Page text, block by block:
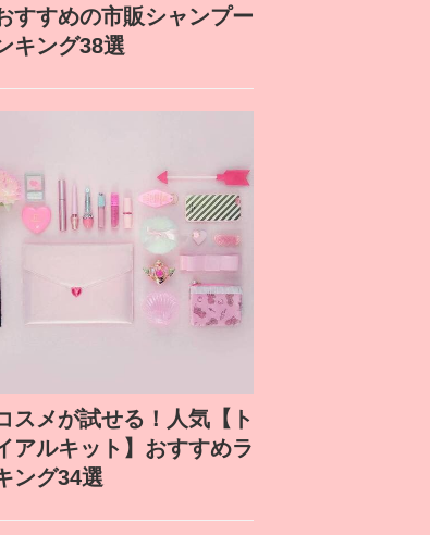
すすめの市販シャンプー
キング38選
スメが試せる！人気【ト
アルキット】おすすめラ
ング34選